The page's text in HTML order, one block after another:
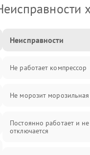
Неисправности
Не работает компрессор
Не морозит
Постоянно работает и не
отключается